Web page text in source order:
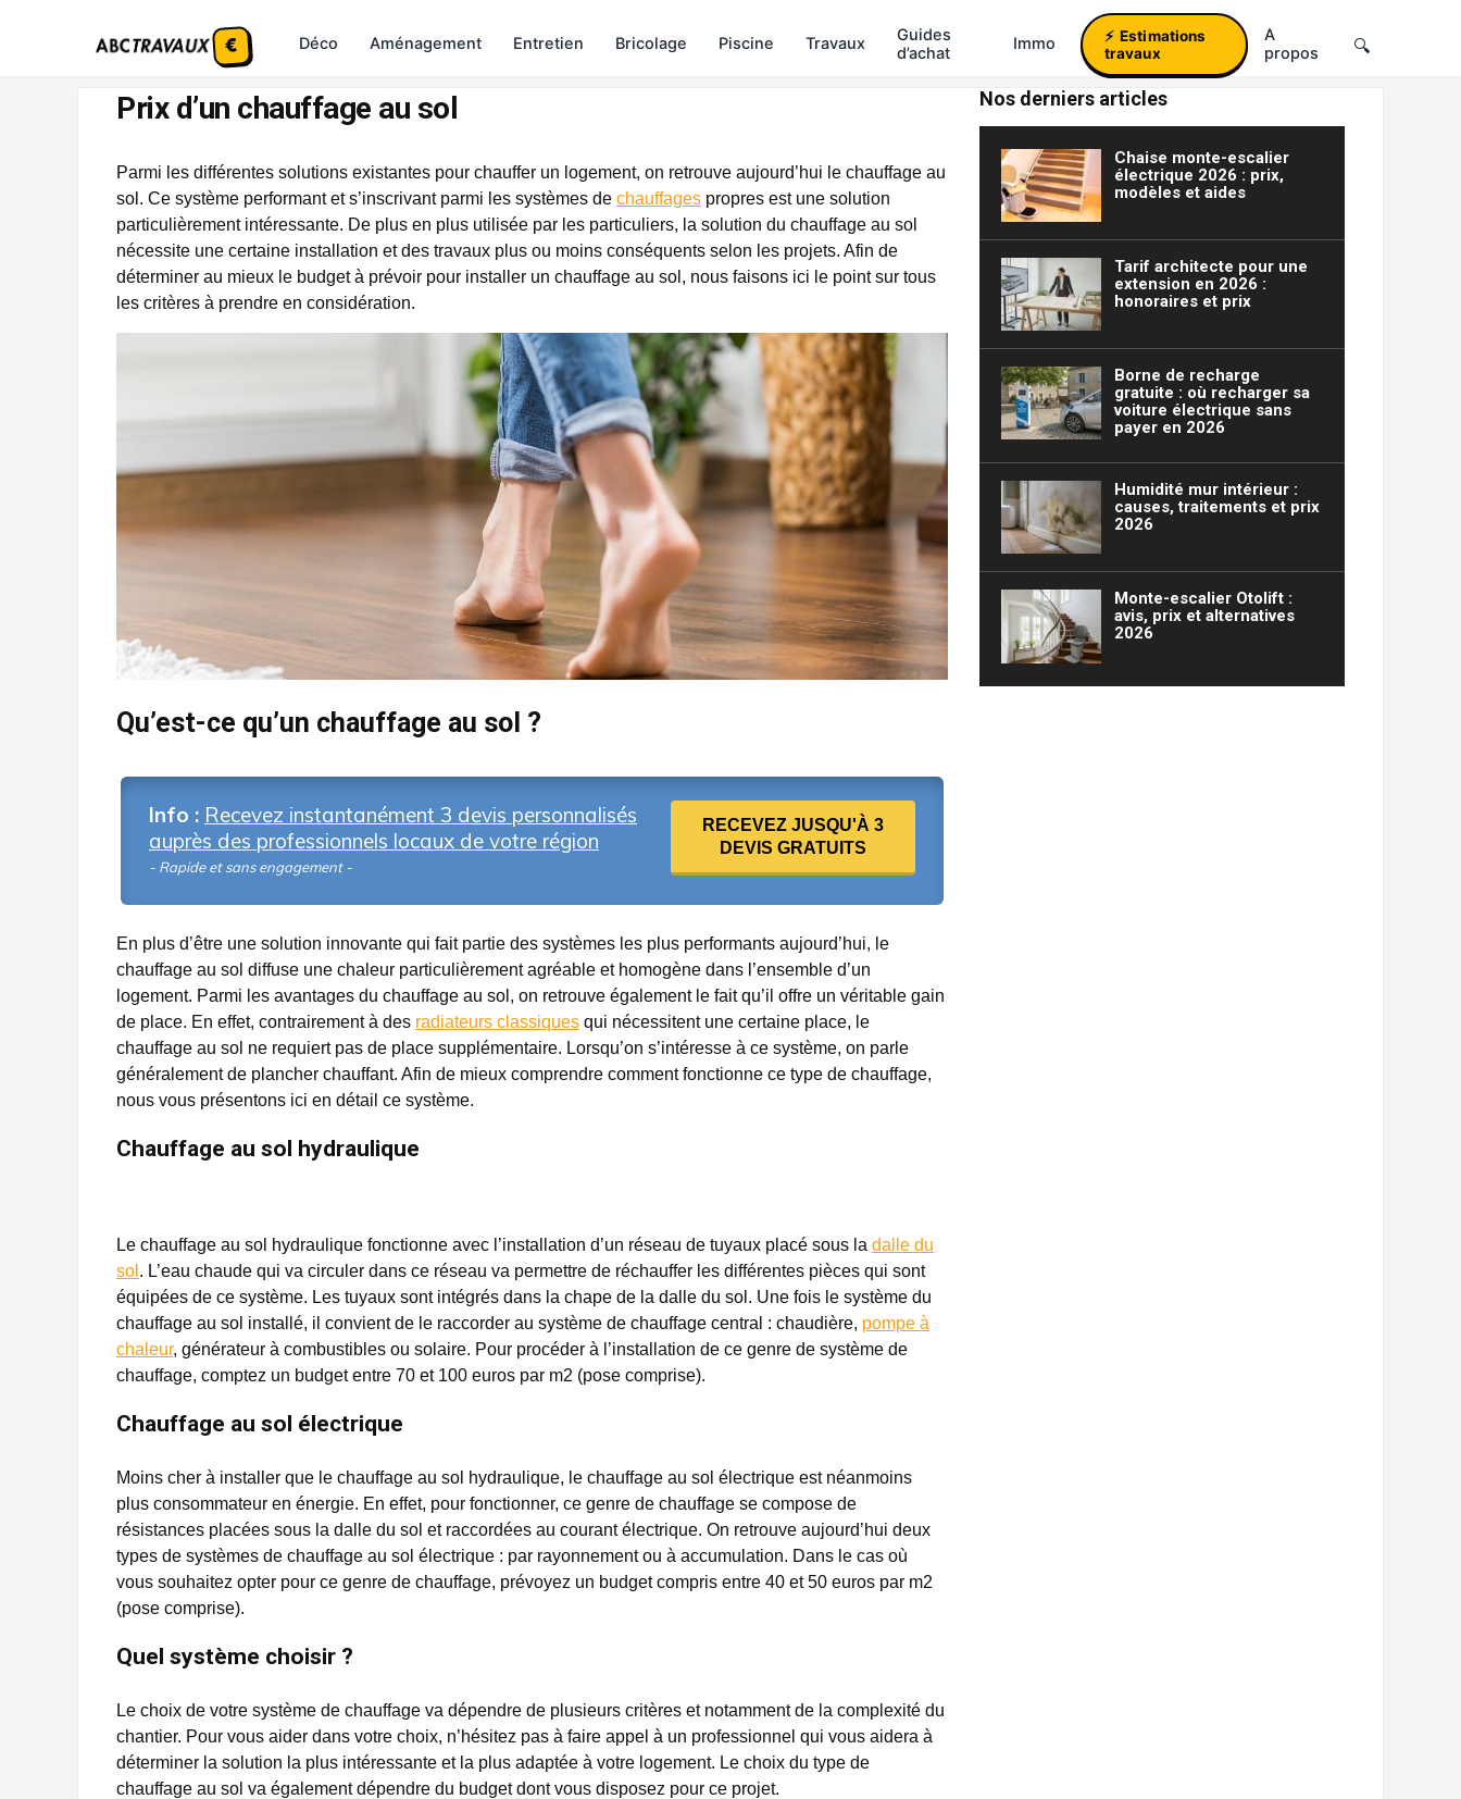
Déco Aménagement Entretien Bricolage Piscine Travaux
Guides
d’achat
Immo
Estimations
travaux
A
propos
Prix d’un chauffage au sol
Parmi les différentes solutions existantes pour chauffer un logement, on retrouve aujourd’hui le chauffage au
sol. Ce système performant et s’inscrivant parmi les systèmes de chauffages propres est une solution
particulièrement intéressante. De plus en plus utilisée par les particuliers, la solution du chauffage au sol
nécessite une certaine installation et des travaux plus ou moins conséquents selon les projets. Afin de
déterminer au mieux le budget à prévoir pour installer un chauffage au sol, nous faisons ici le point sur tous
les critères à prendre en considération.
Qu’est-ce qu’un chauffage au sol ?
Info : Recevez instantanément 3 devis personnalisés
auprès des professionnels locaux de votre région
- Rapide et sans engagement -
RECEVEZ JUSQU'À 3
DEVIS GRATUITS
En plus d’être une solution innovante qui fait partie des systèmes les plus performants aujourd’hui, le
chauffage au sol diffuse une chaleur particulièrement agréable et homogène dans l’ensemble d’un
logement. Parmi les avantages du chauffage au sol, on retrouve également le fait qu’il offre un véritable gain
de place. En effet, contrairement à des radiateurs classiques qui nécessitent une certaine place, le
chauffage au sol ne requiert pas de place supplémentaire. Lorsqu’on s’intéresse à ce système, on parle
généralement de plancher chauffant. Afin de mieux comprendre comment fonctionne ce type de chauffage,
nous vous présentons ici en détail ce système.
Chauffage au sol hydraulique
Le chauffage au sol hydraulique fonctionne avec l’installation d’un réseau de tuyaux placé sous la dalle du
sol . L’eau chaude qui va circuler dans ce réseau va permettre de réchauffer les différentes pièces qui sont
équipées de ce système. Les tuyaux sont intégrés dans la chape de la dalle du sol. Une fois le système du
chauffage au sol installé, il convient de le raccorder au système de chauffage central : chaudière, pompe à
chaleur, générateur à combustibles ou solaire. Pour procéder à l’installation de ce genre de système de
chauffage, comptez un budget entre 70 et 100 euros par m2 (pose comprise).
Chauffage au sol électrique
Moins cher à installer que le chauffage au sol hydraulique, le chauffage au sol électrique est néanmoins
plus consommateur en énergie. En effet, pour fonctionner, ce genre de chauffage se compose de
résistances placées sous la dalle du sol et raccordées au courant électrique. On retrouve aujourd’hui deux
types de systèmes de chauffage au sol électrique : par rayonnement ou à accumulation. Dans le cas où
vous souhaitez opter pour ce genre de chauffage, prévoyez un budget compris entre 40 et 50 euros par m2
(pose comprise).
Quel système choisir ?
Le choix de votre système de chauffage va dépendre de plusieurs critères et notamment de la complexité du
chantier. Pour vous aider dans votre choix, n’hésitez pas à faire appel à un professionnel qui vous aidera à
déterminer la solution la plus intéressante et la plus adaptée à votre logement. Le choix du type de
chauffage au sol va également dépendre du budget dont vous disposez pour ce projet.
Nos derniers articles
Chaise monte-escalier
électrique 2026 : prix,
modèles et aides
Tarif architecte pour une
extension en 2026 :
honoraires et prix
Borne de recharge
gratuite : où recharger sa
voiture électrique sans
payer en 2026
Humidité mur intérieur :
causes, traitements et prix
2026
Monte-escalier Otolift :
avis, prix et alternatives
2026